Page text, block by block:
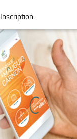
Inscription